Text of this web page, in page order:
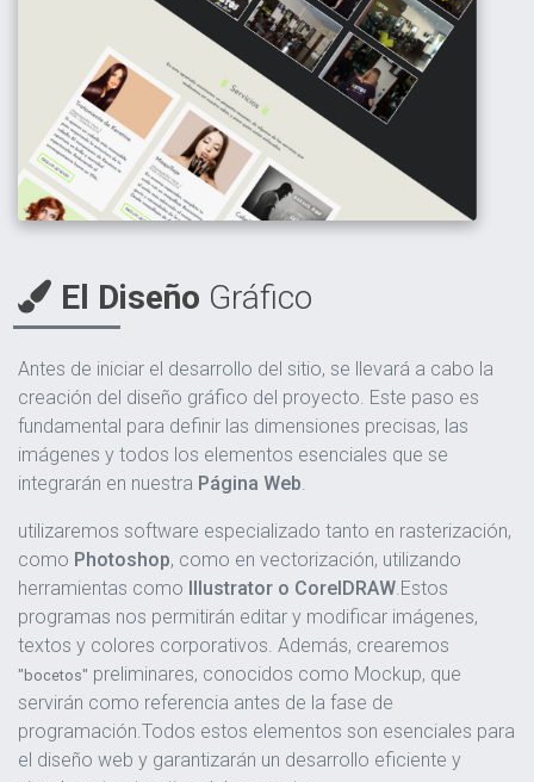
El Diseño Gráfico
Antes de iniciar el desarrollo del sitio, se llevará a cabo la
creación del diseño gráfico del proyecto. Este paso es
fundamental para definir las dimensiones precisas, las
imágenes y todos los elementos esenciales que se
integrarán en nuestra Página Web
utilizaremos software especializado tanto en rasterización,
como Photoshop, como en vectorización, utilizando
herramientas como Illustrator o CorelDRAW .Estos
programas nos permitirán editar y modificar imágenes,
textos y colores corporativos. Además, crearemos
"bocetos" preliminares, conocidos como Mockup, que
servirán como referencia antes de la fase de
programación.Todos estos elementos son esenciales para
el diseño web y garantizarán un desarrollo eficiente y